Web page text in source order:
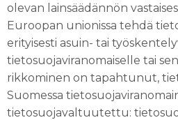
olevan lainsäädännön
Euroopan unionissa tehdä
erityisesti asuin- tai
tietosuojaviranomaiselle tai
rikkominen on tapahtunut,
Suomessa
tietosuojavaltuutettu: